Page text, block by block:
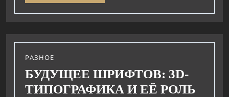
РАЗНОЕ
БУДУЩЕЕ ШРИФТОВ: 3D-
ТИПОГРАФИКА И ЕЁ РОЛЬ